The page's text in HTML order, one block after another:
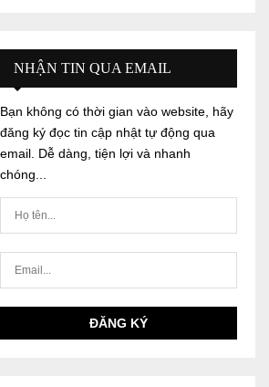
NHẬN TIN QUA EMAIL
Bạn không có thời gian vào website, hãy
đăng ký đọc tin cập nhật tự động qua
email. Dễ dàng, tiện lợi và nhanh
chóng...